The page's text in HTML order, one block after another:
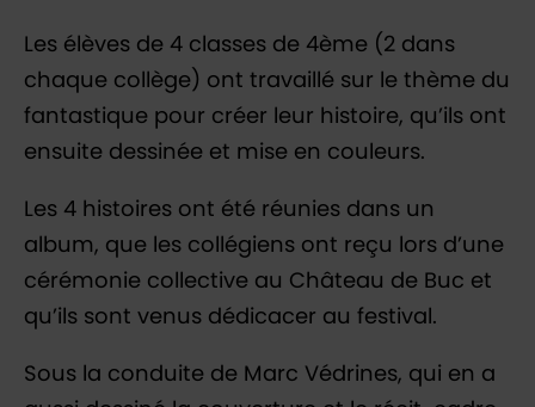
Les élèves de 4 classes de 4ème (2 dans
chaque collège) ont travaillé sur le thème du
fantastique pour créer leur histoire, qu’ils ont
ensuite dessinée et mise en couleurs.
Les 4 histoires ont été réunies dans un
album, que les collégiens ont reçu lors d’une
cérémonie collective au Château de Buc et
qu’ils sont venus dédicacer au festival.
Sous la conduite de Marc Védrines, qui en a